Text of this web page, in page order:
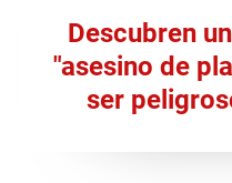
Descubren
"asesino de
ser